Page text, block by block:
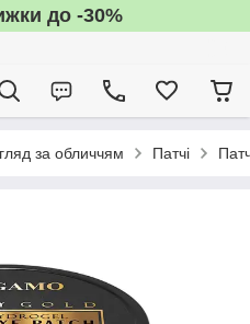
до -30%
за обличчям Патчі